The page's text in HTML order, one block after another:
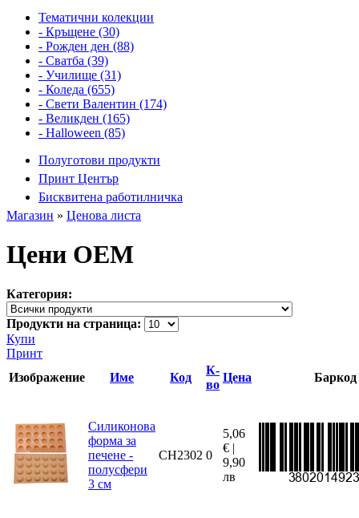
Тематични колекции
- Кръщене (30)
- Рожден ден (88)
- Сватба (39)
- Училище (31)
- Коледа (655)
- Свети Валентин (174)
- Великден (165)
- Halloween (85)
Полуготови продукти
Принт Център
Бисквитена работилничка
Магазин » Ценова листа
Цени OEM
Категория:
Продукти на страница:
Купи
Принт
Изображение
Име Код
К-
во
Цена Баркод
Силиконова
форма за
печене -
полусфери
3 см
CH2302 0
5,06
€ |
9,90
лв